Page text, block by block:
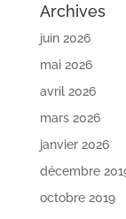
Archives
juin 2026
mai 2026
avril 2026
mars 2026
janvier 2026
décembre
octobre 2019